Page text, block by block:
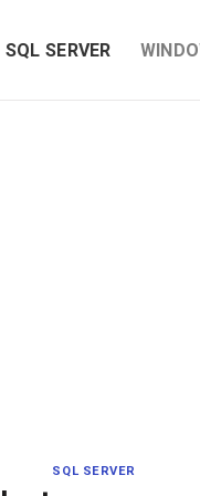
SQL SERVER
SQL SERVER